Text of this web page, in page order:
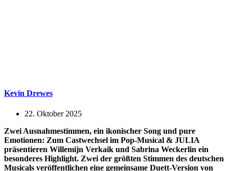
Kevin Drewes
22. Oktober 2025
Zwei Ausnahmestimmen, ein ikonischer Song und pure
Emotionen: Zum Castwechsel im Pop-Musical & JULIA
präsentieren Willemijn Verkaik und Sabrina Weckerlin ein
besonderes Highlight. Zwei der größten Stimmen des deutschen
Musicals veröffentlichen eine gemeinsame Duett-Version von